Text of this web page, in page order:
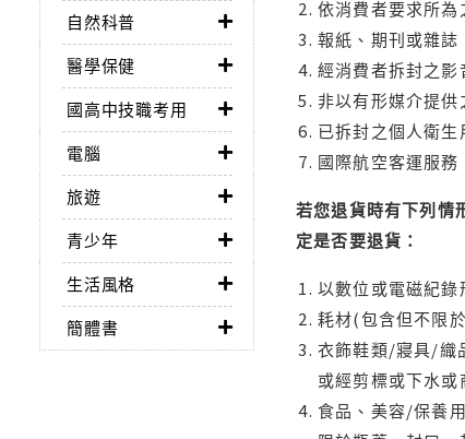
自然科普
醫學保健
國高中技職考用
電腦
旅遊
青少年
生活風格
簡體書
依消費者要求所
報紙、期刊或雜誌
經消費者拆封之影
非以有形媒介提
已拆封之個人衛
國際航空客運服務
若您退貨時有下列情
定是否要退貨：
以數位或電磁紀
耗材(包含但不限
衣飾鞋類/寢具/織
或經剪標或下水或
食品、美容/保養